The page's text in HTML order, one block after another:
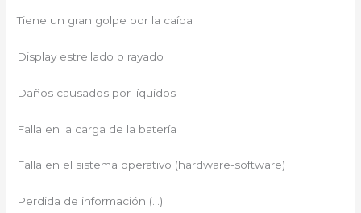
Tiene un gran golpe por la caída
Display estrellado o rayado
Daños causados por líquidos
Falla en la carga de la batería
Falla en el sistema operativo (hardware-software)
Perdida de información (…)